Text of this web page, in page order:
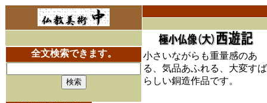
全文検索できます。
小さいながらも重量感のあ
る、気品あふれる、大変すば
らしい銅造作品です。